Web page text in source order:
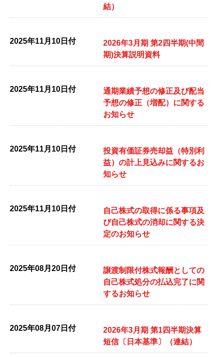
結）
2025年11月10日付
2026年3月期 第2四半期(中間
期)決算説明資料
2025年11月10日付
通期業績予想の修正及び配当
予想の修正（増配）に関する
お知らせ
2025年11月10日付
投資有価証券売却益（特別利
益）の計上見込みに関するお
知らせ
2025年11月10日付
自己株式の取得に係る事項及
び自己株式の消却に関する決
定のお知らせ
2025年08月20日付
譲渡制限付株式報酬としての
自己株式処分の払込完了に関
するお知らせ
2025年08月07日付
2026年3月期 第1四半期決算
短信〔日本基準〕（連結）